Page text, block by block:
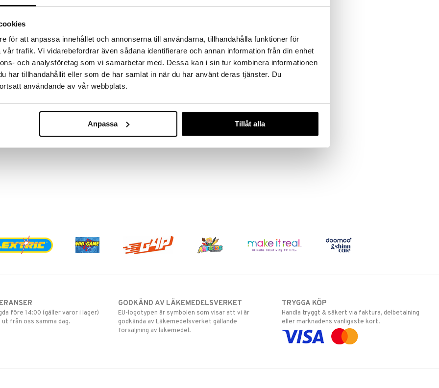
för att anpassa innehållet och annonserna till användarna, tillhandahålla funktioner för
trafik. Vi vidarebefordrar även sådana identifierare och annan information från din enhet
och analysföretag som vi samarbetar med. Dessa kan i sin tur kombinera informationen
har tillhandahållit eller som de har samlat in när du har använt deras tjänster. Du
användande av vår webbplats.
Anpassa Tillåt alla
Ibland öppnar sig ett hål i marken i
finns också en vindbrygga och en grind som
och rörliga hål, en mullvad, en vindbrygga, en
och instruktioner.
RAVENSBURGER
före 14:00 (gäller varor i lager)
från oss samma dag.
GODKÄND AV LÄKEMEDELSVERKET
EU-logotypen är symbolen som visar att vi är
godkända av Läkemedelsverket gällande
försäljning av läkemedel.
TRYGGA KÖP
Handla tryggt & säkert via faktura, delbetalning
eller marknadens vanligaste kort.